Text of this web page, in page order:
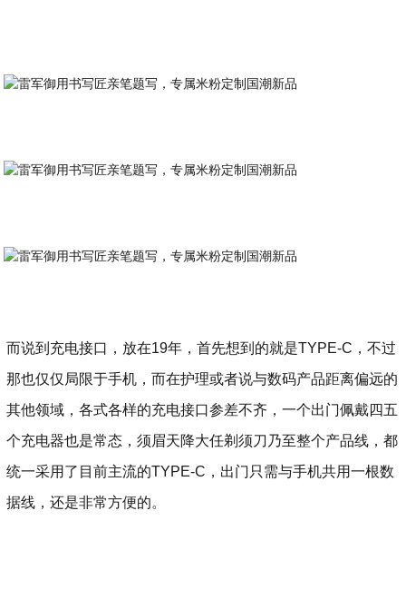
而说到充电接口，放在19年，首先想到的就是TYPE-C，不过
那也仅仅局限于手机，而在护理或者说与数码产品距离偏远的
其他领域，各式各样的充电接口参差不齐，一个出门佩戴四五
个充电器也是常态，须眉天降大任剃须刀乃至整个产品线，都
统一采用了目前主流的TYPE-C，出门只需与手机共用一根数
据线，还是非常方便的。